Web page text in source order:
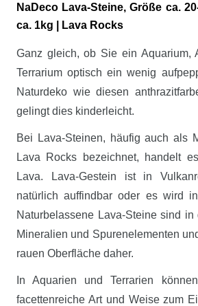
NaDeco Lava-Steine, Größe ca.
ca. 1kg | Lava Rocks
Ganz gleich, ob Sie ein Aquarium,
Terrarium optisch ein wenig
Naturdeko wie diesen
gelingt dies kinderleicht.
Bei Lava-Steinen, häufig auch als
Lava Rocks bezeichnet, handelt
Lava. Lava-Gestein ist in
natürlich auffindbar oder es wird
Naturbelassene Lava-Steine sind
Mineralien und Spurenelementen
rauen Oberfläche daher.
In Aquarien und Terrarien
facettenreiche Art und Weise zum